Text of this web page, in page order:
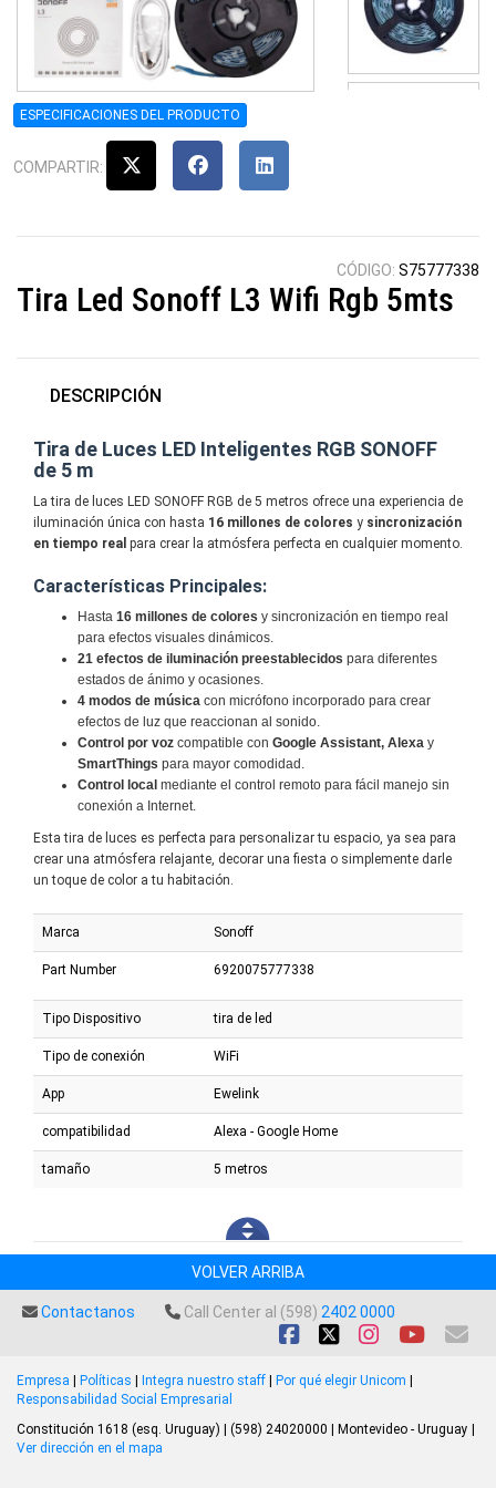
ESPECIFICACIONES DEL PRODUCTO
COMPARTIR:
CÓDIGO: S75777338
Tira Led Sonoff L3 Wifi Rgb 5mts
DESCRIPCIÓN
Tira de Luces LED Inteligentes RGB SONOFF
de 5 m
La tira de luces LED SONOFF RGB de 5 metros ofrece una experiencia de
iluminación única con hasta 16 millones de colores y sincronización
en tiempo real para crear la atmósfera perfecta en cualquier momento.
Características Principales:
Hasta 16 millones de colores y sincronización en tiempo real
para efectos visuales dinámicos.
21 efectos de iluminación preestablecidos para diferentes
estados de ánimo y ocasiones.
4 modos de música con micrófono incorporado para crear
efectos de luz que reaccionan al sonido.
Control por voz compatible con Google Assistant, Alexa y
SmartThings para mayor comodidad.
Control local mediante el control remoto para fácil manejo sin
conexión a Internet.
Esta tira de luces es perfecta para personalizar tu espacio, ya sea para
crear una atmósfera relajante, decorar una fiesta o simplemente darle
un toque de color a tu habitación.
Marca Sonoff
Part Number 6920075777338
Tipo Dispositivo tira de led
Tipo de conexión WiFi
App Ewelink
compatibilidad Alexa - Google Home
tamaño 5 metros
VOLVER ARRIBA
Contactanos Call Center al (598) 2402 0000
Empresa Políticas Integra nuestro staff Por qué elegir Unicom
Responsabilidad Social Empresarial
Constitución 1618 (esq. Uruguay) | (598) 24020000 | Montevideo - Uruguay |
Ver dirección en el mapa